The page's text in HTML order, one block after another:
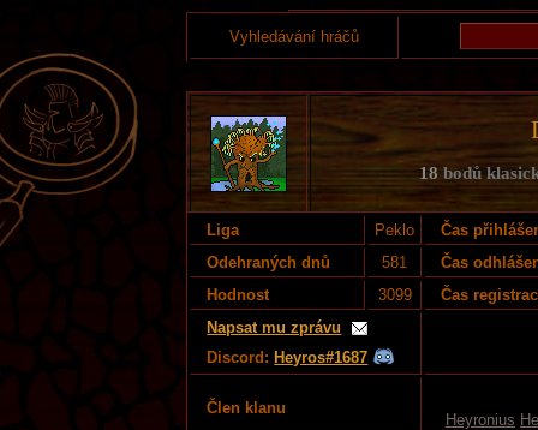
Vyhledávání hráčů
18 bodů
Liga Peklo
Čas
Odehraných dnů
581
Čas
Hodnost
3099
Čas
Napsat mu zprávu
Discord: Heyros#1687
Člen klanu
Heyronius